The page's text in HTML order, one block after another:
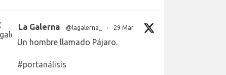
La Galerna @lagalerna_ · 29 Mar
Un hombre llamado Pájaro.
#portanálisis